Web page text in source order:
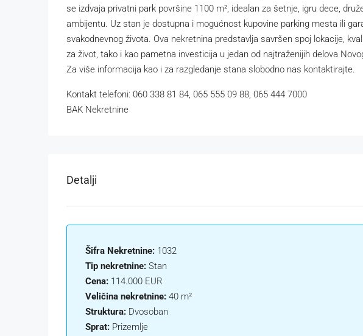
se izdvaja privatni park površine 1100 m², idealan za šetnje, igru dece,
ambijentu. Uz stan je dostupna i mogućnost kupovine parking mesta ili
svakodnevnog života. Ova nekretnina predstavlja savršen spoj lokacije,
za život, tako i kao pametna investicija u jedan od najtraženijih delova
Za više informacija kao i za razgledanje stana slobodno nas kontaktirajte.
Kontakt telefoni: 060 338 81 84, 065 555 09 88, 065 444 7000
BAK Nekretnine
Detalji
Šifra Nekretnine: 1032
Tip nekretnine: Stan
Cena: 114.000 EUR
Veličina nekretnine: 40 m²
Struktura: Dvosoban
Sprat: Prizemlje